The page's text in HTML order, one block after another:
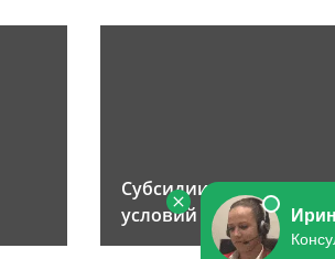
Субсидии на
условий многодетным